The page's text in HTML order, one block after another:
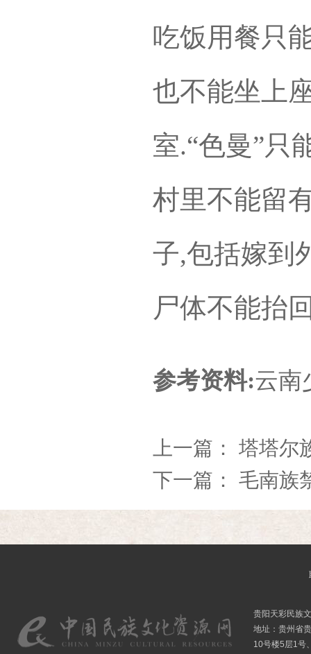
吃饭用餐只
也不能坐上
室.“色曼”只
村里不能留
子,包括嫁到
尸体不能抬
参考资料:云南
上一篇： 塔塔尔
下一篇： 毛南族
贵阳天彩民族
地址：贵州省
10号楼5层1号